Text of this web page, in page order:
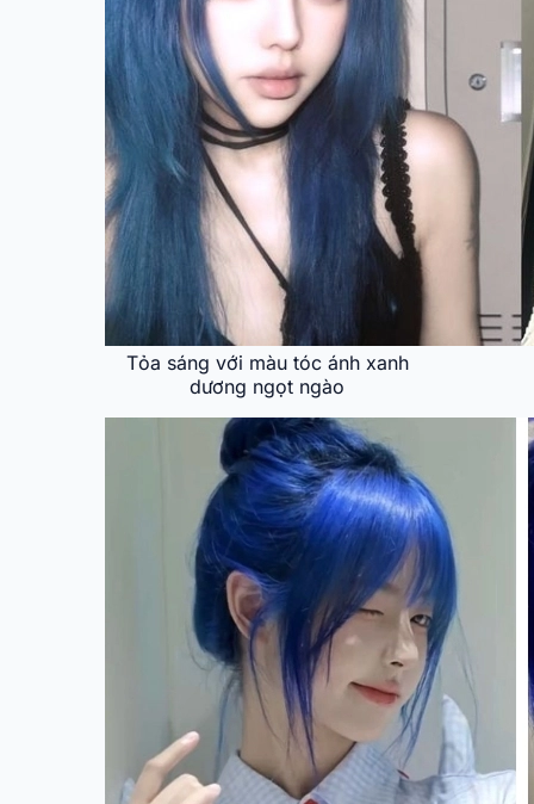
Tỏa sáng với màu tóc ánh xanh
dương ngọt ngào